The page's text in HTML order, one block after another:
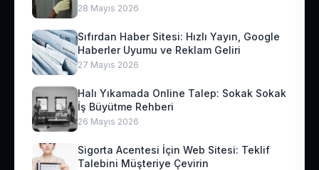
28 Mayıs 2026
Sıfırdan Haber Sitesi: Hızlı Yayın, Google
Haberler Uyumu ve Reklam Geliri
27 Mayıs 2026
Halı Yıkamada Online Talep: Sokak Sokak
İş Büyütme Rehberi
26 Mayıs 2026
Sigorta Acentesi İçin Web Sitesi: Teklif
Talebini Müşteriye Çevirin